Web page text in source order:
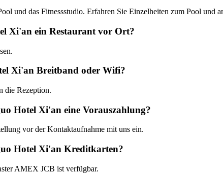
und das Fitnessstudio. Erfahren Sie Einzelheiten zum Pool und
Xi'an ein Restaurant vor Ort?
Xi'an Breitband oder Wifi?
die Rezeption.
Hotel Xi'an eine Vorauszahlung?
vor der Kontaktaufnahme mit uns ein.
Hotel Xi'an Kreditkarten?
AMEX JCB ist verfügbar.